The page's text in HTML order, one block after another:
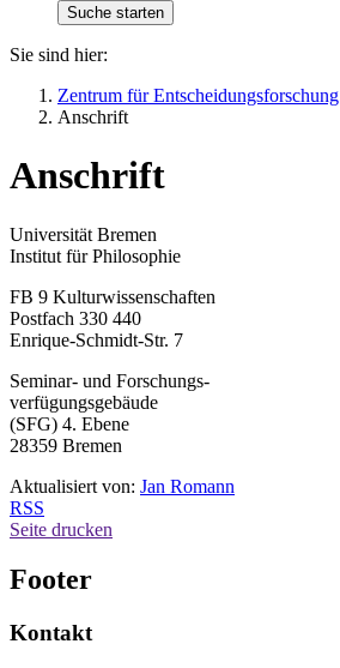
Sie sind hier:
Zentrum für Entscheidungsforschung
Anschrift
Anschrift
Universität Bremen
Institut für Philosophie
FB 9 Kulturwissenschaften
Postfach 330 440
Enrique-Schmidt-Str. 7
Seminar- und Forschungs-
verfügungsgebäude
(SFG) 4. Ebene
28359 Bremen
Aktualisiert von: Jan Romann
RSS
Seite drucken
Footer
Kontakt